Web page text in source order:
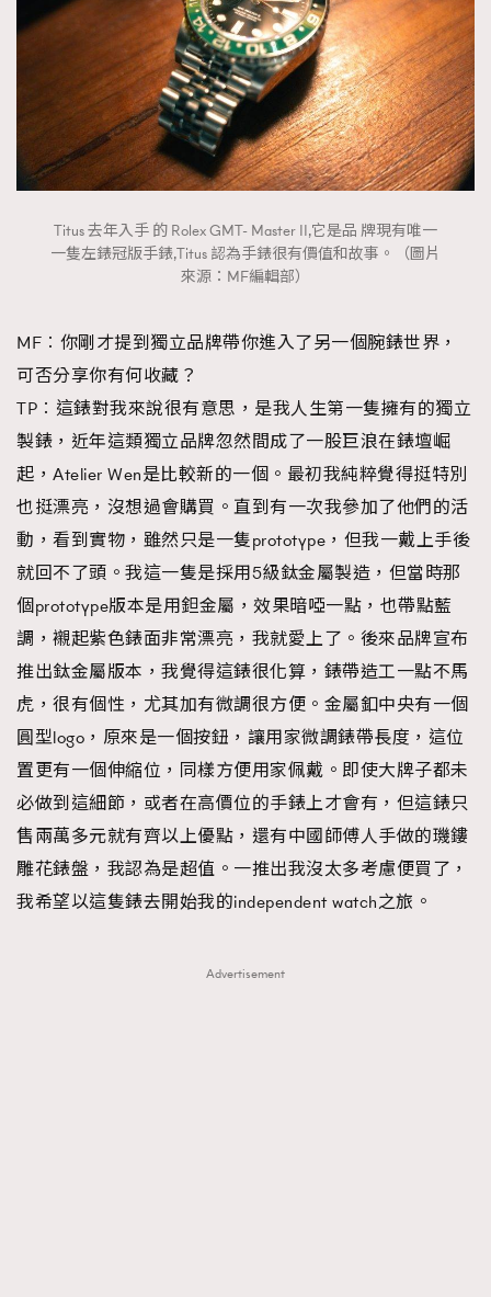
Titus 去年入手 的 Rolex GMT- Master II,它是品 牌現有唯一
一隻左錶冠版手錶,Titus 認為手錶很有價值和故事。（圖片
來源：MF編輯部）
MF︰你剛才提到獨立品牌帶你進入了另一個腕錶世界，
可否分享你有何收藏？
TP︰這錶對我來說很有意思，是我人生第一隻擁有的獨立
製錶，近年這類獨立品牌忽然間成了一股巨浪在錶壇崛
起，Atelier Wen是比較新的一個。最初我純粹覺得挺特別
也挺漂亮，沒想過會購買。直到有一次我參加了他們的活
動，看到實物，雖然只是一隻prototype，但我一戴上手後
就回不了頭。我這一隻是採用5級鈦金屬製造，但當時那
個prototype版本是用鉭金屬，效果暗啞一點，也帶點藍
調，襯起紫色錶面非常漂亮，我就愛上了。後來品牌宣布
推出鈦金屬版本，我覺得這錶很化算，錶帶造工一點不馬
虎，很有個性，尤其加有微調很方便。金屬釦中央有一個
圓型logo，原來是一個按鈕，讓用家微調錶帶長度，這位
置更有一個伸縮位，同樣方便用家佩戴。即使大牌子都未
必做到這細節，或者在高價位的手錶上才會有，但這錶只
售兩萬多元就有齊以上優點，還有中國師傅人手做的璣鏤
雕花錶盤，我認為是超值。一推出我沒太多考慮便買了，
我希望以這隻錶去開始我的independent watch之旅。
Advertisement